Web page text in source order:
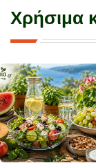
Χρήσιμα